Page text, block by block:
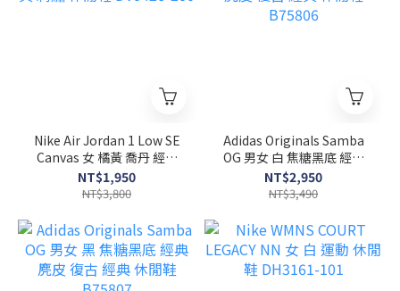
Nike Air Jordan 1 Low SE
Canvas 女 橘黃 喬丹 經典
刺繡 休閒鞋 DV0426-200
NT$1,950
NT$3,800
Adidas Originals Samba
OG 男女 白 焦糖黑底 經典
麂皮 復古 經典 休閒鞋
B75806
NT$2,950
NT$3,490